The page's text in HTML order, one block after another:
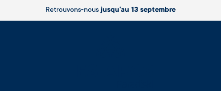
Retrouvons-nousjusqu’au 13 septembre